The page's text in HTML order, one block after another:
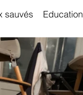
sauvés Education